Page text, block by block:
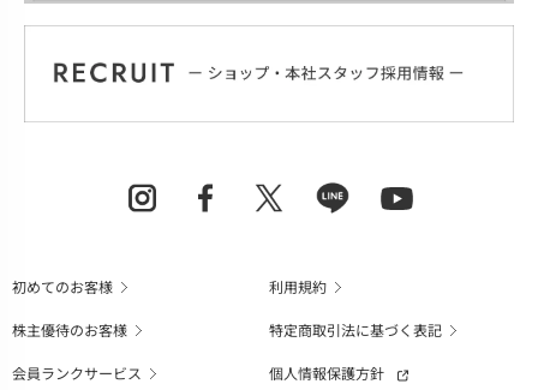
初めてのお客様
利用規約
株主優待のお客様
特定商取引法に基づく表記
会員ランクサービス
個人情報保護方針